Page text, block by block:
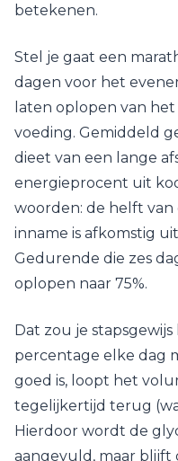
betekenen.
Stel je gaat een
dagen voor het
laten oplopen van
voeding. Gemiddeld
dieet van een lange
energieprocent uit
woorden: de helft van
inname is afkomstig
Gedurende die zes
oplopen naar 75%.
Dat zou je
percentage elke dag
goed is, loopt het
tegelijkertijd terug
Hierdoor wordt de
aangevuld, maar blijft